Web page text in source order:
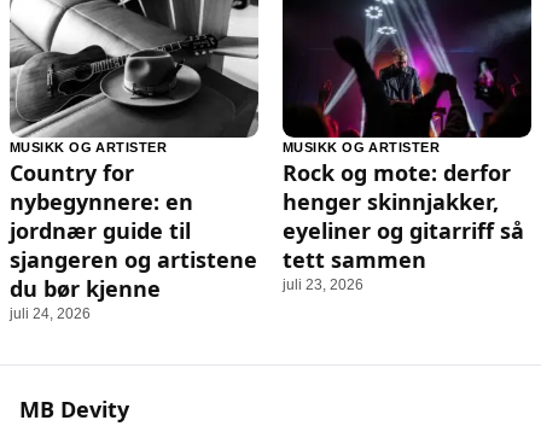
MUSIKK OG ARTISTER
Country for
nybegynnere: en
jordnær guide til
sjangeren og artistene
du bør kjenne
juli 24, 2026
MUSIKK OG ARTISTER
Rock og mote: derfor
henger skinnjakker,
eyeliner og gitarriff så
tett sammen
juli 23, 2026
MB Devity